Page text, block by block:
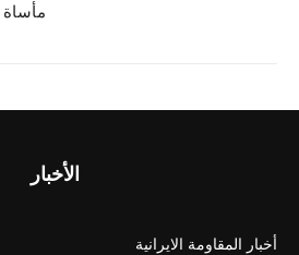
مأساة
الأخبار
أخبار المقاومة الايرانية